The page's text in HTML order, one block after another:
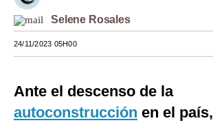
Estilos
Mundo
Selene Rosales
24/11/2023 05H00
Ante el descenso de la
autoconstrucción en el país,